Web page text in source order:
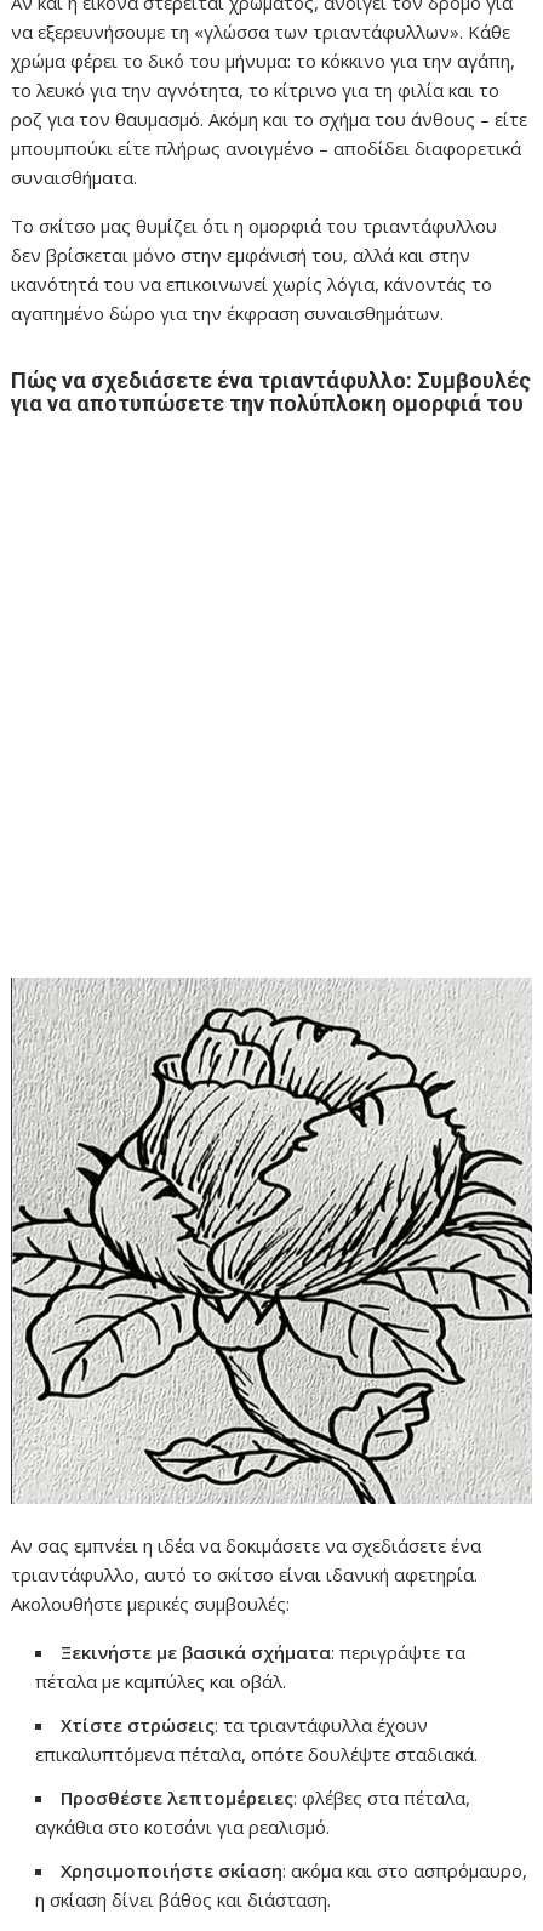
να εξερευνήσουμε τη «γλώσσα των τριαντάφυλλων». Κάθε
χρώμα φέρει το δικό του μήνυμα: το κόκκινο για την αγάπη,
το λευκό για την αγνότητα, το κίτρινο για τη φιλία και το
ροζ για τον θαυμασμό. Ακόμη και το σχήμα του άνθους – είτε
μπουμπούκι είτε πλήρως ανοιγμένο – αποδίδει διαφορετικά
συναισθήματα.
Το σκίτσο μας θυμίζει ότι η ομορφιά του τριαντάφυλλου
δεν βρίσκεται μόνο στην εμφάνισή του, αλλά και στην
ικανότητά του να επικοινωνεί χωρίς λόγια, κάνοντάς το
αγαπημένο δώρο για την έκφραση συναισθημάτων.
Πώς να σχεδιάσετε ένα τριαντάφυλλο: Συμβουλές
για να αποτυπώσετε την πολύπλοκη ομορφιά του
Αν σας εμπνέει η ιδέα να δοκιμάσετε να σχεδιάσετε ένα
τριαντάφυλλο, αυτό το σκίτσο είναι ιδανική αφετηρία.
Ακολουθήστε μερικές συμβουλές:
Ξεκινήστε με βασικά σχήματα: περιγράψτε τα
πέταλα με καμπύλες και οβάλ.
Χτίστε στρώσεις: τα τριαντάφυλλα έχουν
επικαλυπτόμενα πέταλα, οπότε δουλέψτε σταδιακά.
Προσθέστε λεπτομέρειες: φλέβες στα πέταλα,
αγκάθια στο κοτσάνι για ρεαλισμό.
Χρησιμοποιήστε σκίαση: ακόμα και στο ασπρόμαυρο,
η σκίαση δίνει βάθος και διάσταση.